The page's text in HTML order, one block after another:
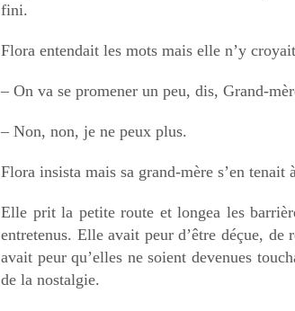
fini.
Flora entendait les mots mais elle n’y
– On va se promener un peu, dis, Grand-
– Non, non, je ne peux plus.
Flora insista mais sa grand-mère s’en
Elle prit la petite route et longea les
entretenus. Elle avait peur d’être déçue,
avait peur qu’elles ne soient devenues
de la nostalgie.